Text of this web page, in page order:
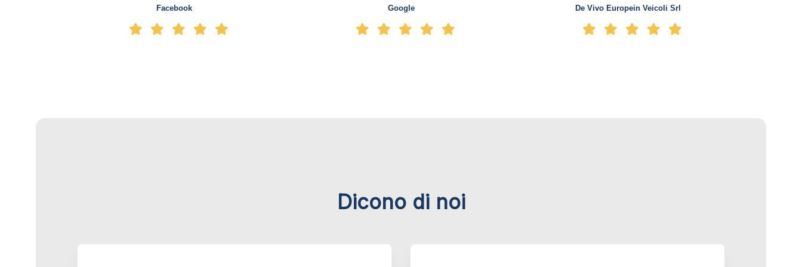
Facebook Google De Vivo Europein Veicoli Srl
Dicono di noi